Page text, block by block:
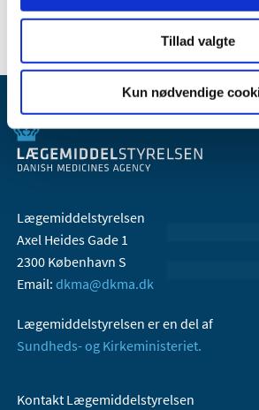
Tillad valgte
Kun nødvendige
Lægemiddelstyrelsen
Axel Heides Gade 1
2300 København S
Email: dkma@dkma.dk
Lægemiddelstyrelsen er en del af
Sundheds- og Kirkeministeriet.
Kontakt Lægemiddelstyrelsen